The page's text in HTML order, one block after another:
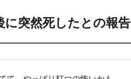
突然死したとの報告